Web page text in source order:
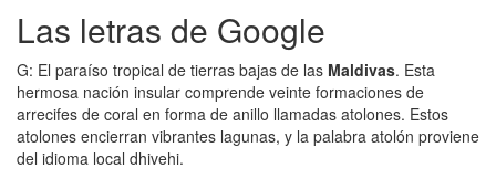
Las letras de Google
G: El paraíso tropical de tierras bajas de las Maldivas. Esta
hermosa nación insular comprende veinte formaciones de
arrecifes de coral en forma de anillo llamadas atolones. Estos
atolones encierran vibrantes lagunas, y la palabra atolón proviene
del idioma local dhivehi.